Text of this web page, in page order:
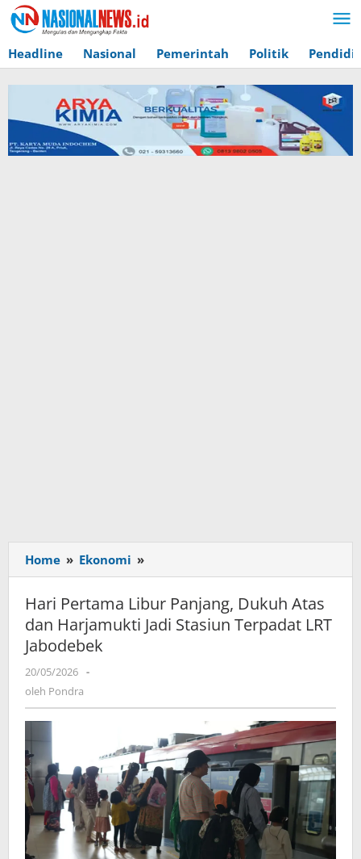
Lewati
ke
konten
Headline Nasional Pemerintah Politik
Home » Ekonomi »
Pertama
Libur
Panjang,
Dukuh
Terpadat
LRT
Jabodebek
Hari Pertama Libur Panjang, Dukuh Atas
dan Harjamukti Jadi Stasiun Terpadat LRT
Jabodebek
20/05/2026 oleh
-
oleh Pondra